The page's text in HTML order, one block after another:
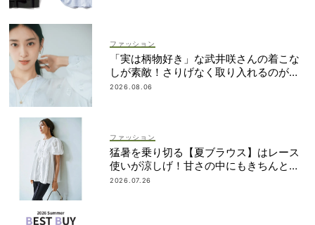
ファッション
「実は柄物好き」な武井咲さんの着こな
しが素敵！さりげなく取り入れるのが気
分
2026.08.06
ファッション
猛暑を乗り切る【夏ブラウス】はレース
使いが涼しげ！甘さの中にもきちんと感
を
2026.07.26